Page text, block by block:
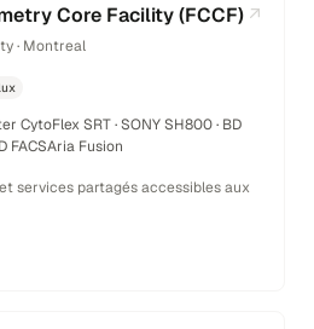
Core Facility (FCCF)
· Montreal
CytoFlex SRT · SONY SH800 · BD
FACSAria Fusion
services partagés accessibles aux